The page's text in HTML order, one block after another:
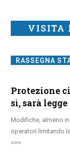
VISITA
RASSEGNA
Protezione
sì, sarà
Modifiche, almeno
operatori limitando